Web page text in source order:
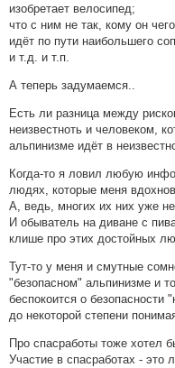
изобретает велосипед;
что с ним не так, кому он
идёт по пути наибольшего
и т.д. и т.п.
А теперь задумаемся..
Есть ли разница между
неизвестноть и человеком,
альпинизме идёт в
Когда-то я ловил любую
людях, которые меня
А, ведь, многих их них уже
И обыватель на диване с
клише про этих достойных
Тут-то у меня и смутные
"безопасном" альпинизме и
беспокоится о безопасности
до некоторой степени
Про спасработы тоже хотел
Участие в спасработах -